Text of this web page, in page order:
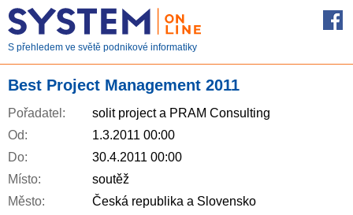
S přehledem ve světě podnikové informatiky
Best Project Management 2011
Pořadatel:
solit project a PRAM Consulting
Od:
1.3.2011 00:00
Do:
30.4.2011 00:00
Místo:
soutěž
Město:
Česká republika a Slovensko